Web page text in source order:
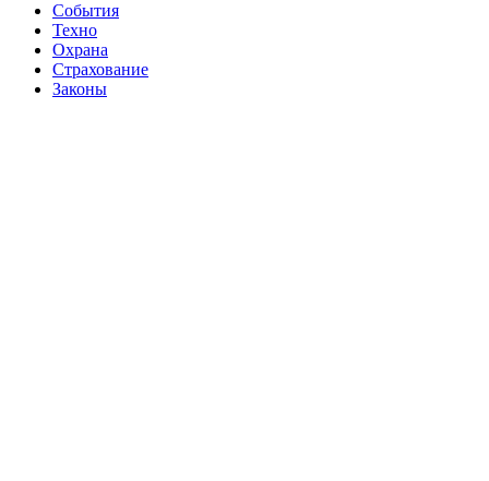
События
Техно
Охрана
Страхование
Законы